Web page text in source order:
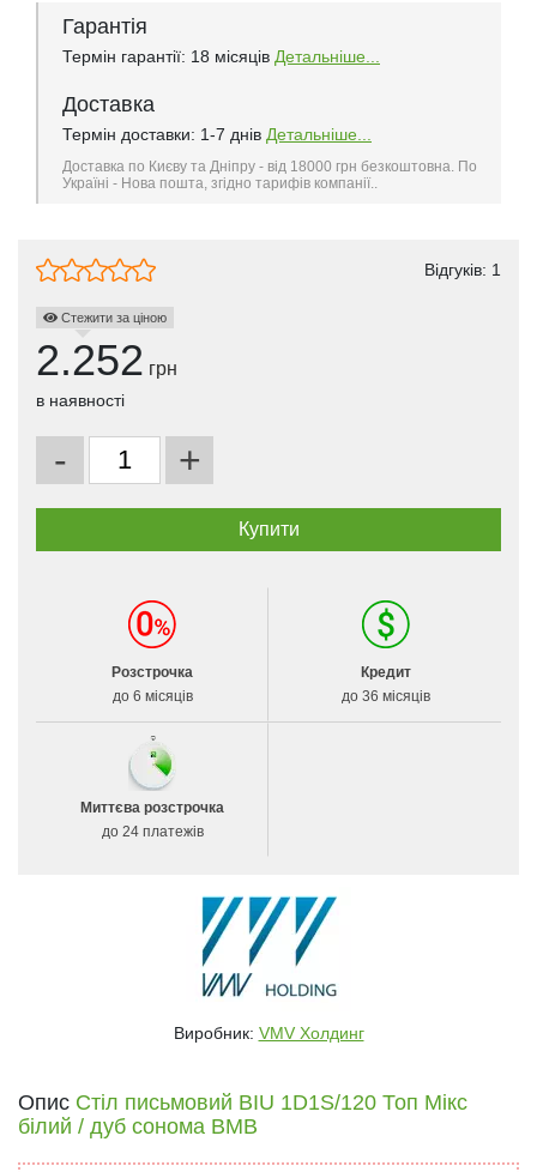
Гарантія
Термін гарантії: 18 місяців Детальніше...
Доставка
Термін доставки: 1-7 днів Детальніше...
Доставка по Києву та Дніпру - від 18000 грн безкоштовна. По
Україні - Нова пошта, згідно тарифів компанії..
Відгуків: 1
Стежити за ціною
2.252 грн
в наявності
- +
Розстрочка
до 6 місяців
Кредит
до 36 місяців
Миттєва розстрочка
до 24 платежів
Виробник: VMV Холдинг
Опис Стіл письмовий BIU 1D1S/120 Топ Мікс
білий / дуб сонома ВМВ